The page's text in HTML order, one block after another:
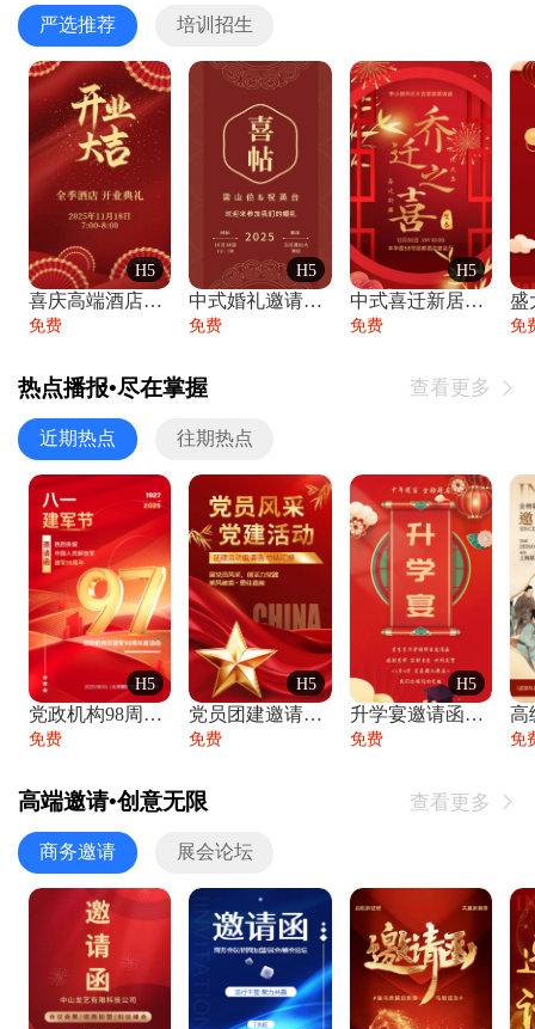
严选推荐 培训招生
H5
喜庆高端酒店开业大吉邀请函
免费
H5
中式婚礼邀请函中国风传统复古婚礼请柬请帖
免费
H5
中式喜迁新居乔迁之喜邀请函宴会请帖
免费 免
热点播报•尽在掌握 查看更多 
近期热点 往期热点
H5
党政机构98周年八一建军节庆祝晚会活动邀
免费
H5
党员团建邀请函党建活动风采党会工作汇报总
免费
H5
升学宴邀请函喜报金榜题名高端谢师宴邀请函
免费 免
高端邀请•创意无限 查看更多 
商务邀请 展会论坛